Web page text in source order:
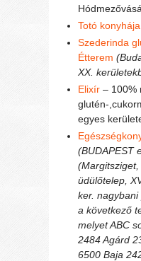
Totó konyhája
Szederinda
Étterem
XX.
Elixír – 100%
glutén-
egyes
(BUDAPEST
üdülőtelep,
ker.
a következő
melyet ABC
2484 Agárd
6500 Baja